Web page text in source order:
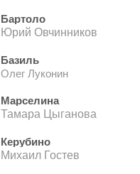
Бартоло
Юрий Овчинников
Базиль
Олег Луконин
Марселина
Тамара Цыганова
Керубино
Михаил Гостев